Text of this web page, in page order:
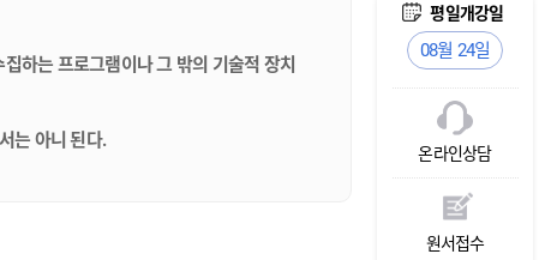
하는 프로그램이나 그 밖의 기술적 장치
는 아니 된다.
08월 29일 08월 24일 08월 29일
평일개강일
08월 24일
온라인상담
원서접수